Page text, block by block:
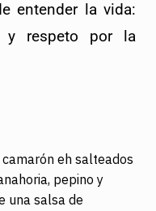
entender la vida:
y respeto por la
eh salteados
pepino y
una salsa de